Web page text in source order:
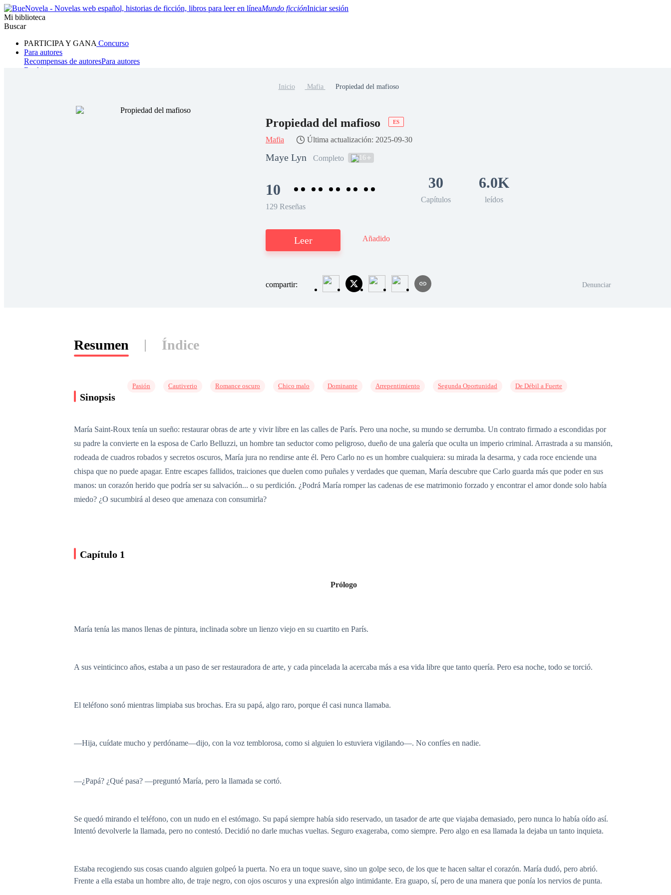
Mundo ficciónIniciar sesión
Mi biblioteca
Buscar
PARTICIPA Y GANA Concurso
Para autores
Recompensas de autoresPara autores
Ranking
Hombre lobo Mafia Sistema Fantasía
Inicio Mafia Propiedad del mafioso
Propiedad del mafioso ES
Mafia Última actualización: 2025-09-30
Maye Lyn Completo 16
10
129 Reseñas
30
Capítulos
6.0K
leídos
Leer Añadido
compartir: Denunciar
Resumen Índice
Sinopsis
Pasión Cautiverio Romance oscuro Chico malo Dominante Arrepentimiento Segunda Oportunidad De Débil a Fuerte
María Saint-Roux tenía un sueño: restaurar obras de arte y vivir libre en las calles de París. Pero una noche, su mundo se derrumba. Un contrato firmado a escondidas por
su padre la convierte en la esposa de Carlo Belluzzi, un hombre tan seductor como peligroso, dueño de una galería que oculta un imperio criminal. Arrastrada a su mansión,
rodeada de cuadros robados y secretos oscuros, María jura no rendirse ante él. Pero Carlo no es un hombre cualquiera: su mirada la desarma, y cada roce enciende una
chispa que no puede apagar. Entre escapes fallidos, traiciones que duelen como puñales y verdades que queman, María descubre que Carlo guarda más que poder en sus
manos: un corazón herido que podría ser su salvación... o su perdición. ¿Podrá María romper las cadenas de ese matrimonio forzado y encontrar el amor donde solo había
miedo? ¿O sucumbirá al deseo que amenaza con consumirla?
Capítulo 1
Prólogo
María tenía las manos llenas de pintura, inclinada sobre un lienzo viejo en su cuartito en París.
A sus veinticinco años, estaba a un paso de ser restauradora de arte, y cada pincelada la acercaba más a esa vida libre que tanto quería. Pero esa noche, todo se torció.
El teléfono sonó mientras limpiaba sus brochas. Era su papá, algo raro, porque él casi nunca llamaba.
—Hija, cuídate mucho y perdóname—dijo, con la voz temblorosa, como si alguien lo estuviera vigilando—. No confíes en nadie.
—¿Papá? ¿Qué pasa? —preguntó María, pero la llamada se cortó.
Se quedó mirando el teléfono, con un nudo en el estómago. Su papá siempre había sido reservado, un tasador de arte que viajaba demasiado, pero nunca lo había oído así.
Intentó devolverle la llamada, pero no contestó. Decidió no darle muchas vueltas. Seguro exageraba, como siempre. Pero algo en esa llamada la dejaba un tanto inquieta.
Estaba recogiendo sus cosas cuando alguien golpeó la puerta. No era un toque suave, sino un golpe seco, de los que te hacen saltar el corazón. María dudó, pero abrió.
Frente a ella estaba un hombre alto, de traje negro, con ojos oscuros y una expresión algo intimidante. Era guapo, sí, pero de una manera que ponía los nervios de punta.